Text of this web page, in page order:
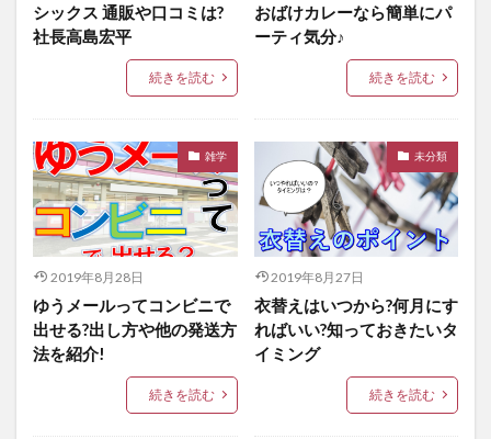
シックス 通販や口コミは?
社長高島宏平
続きを読む
おばけカレーなら簡単にパ
ーティ気分♪
続きを読む
雑学
2019年8月28日
ゆうメールってコンビニで
出せる?出し方や他の発送方
法を紹介!
続きを読む
未分類
2019年8月27日
衣替えはいつから?何月にす
ればいい?知っておきたいタ
イミング
続きを読む